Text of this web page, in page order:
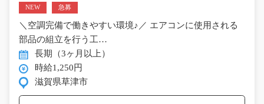
NEW 急募
＼空調完備で働きやすい環境♪／ エアコンに使用される
部品の組立を行う工…
長期（3ヶ月以上）
時給1,250円
滋賀県草津市